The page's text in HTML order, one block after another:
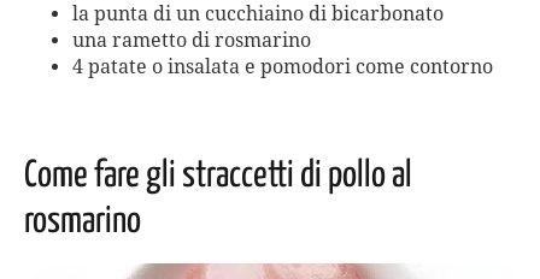
la punta di un cucchiaino di bicarbonato
una rametto di rosmarino
4 patate o insalata e pomodori come contorno
Come fare gli straccetti di pollo al
rosmarino